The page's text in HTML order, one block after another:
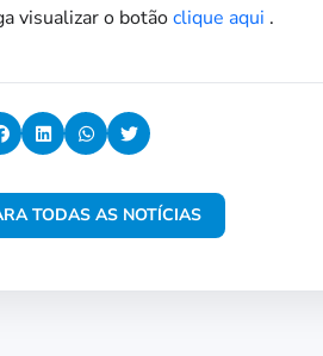
visualizar o botãoclique aqui .
TODAS AS NOTÍCIAS